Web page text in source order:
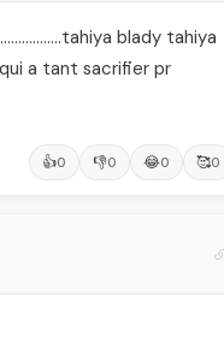
blady tahiya
a tant sacrifier pr
👍0 👎0 😂0 🥰0